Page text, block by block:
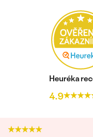
Heuréka
4.9